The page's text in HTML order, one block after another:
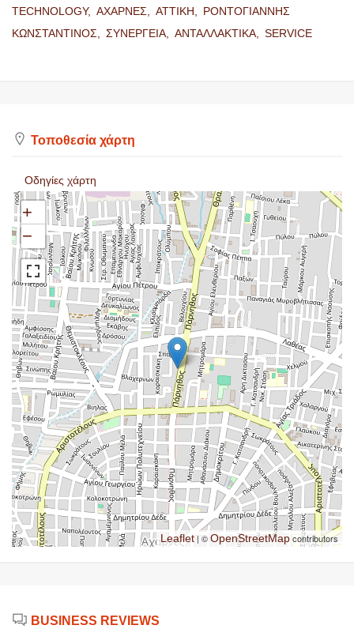
TECHNOLOGY, ΑΧΑΡΝΕΣ, ΑΤΤΙΚΗ,
ΡΟΝΤΟΓΙΑΝΝΗΣ
ΚΩΝΣΤΑΝΤΙΝΟΣ,
ΣΥΝΕΡΓΕΙΑ, ΑΝΤΑΛΛΑΚΤΙΚΑ, SERVICE
Τοποθεσία χάρτη
Οδηγίες χάρτη
+
−
Leaflet | ©OpenStreetMapcontributors
BUSINESS REVIEWS